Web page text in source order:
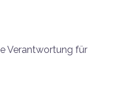
Verantwortung für